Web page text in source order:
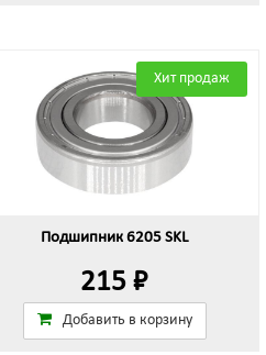
Хит продаж
Подшипник 6205 SKL
215 ₽
Добавить в корзину